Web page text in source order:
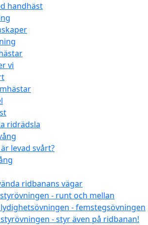
handhäst
vi
ridrädsla
levad svårt?
ridbanans vägar
- runt och mellan
- femstegsövningen
- styr även på ridbanan!